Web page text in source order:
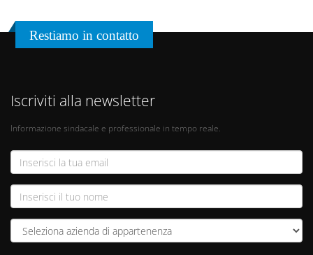
Restiamo in contatto
Iscriviti alla newsletter
Informazione sindacale e professionale in tempo reale.